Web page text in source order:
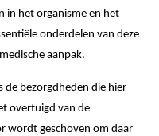
in het organisme en het
onderdelen van deze
aanpak.
de bezorgdheden die hier
overtuigd van de
wordt geschoven om daar